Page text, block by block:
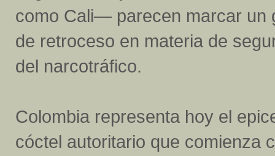
como Cali— parecen marcar un
de retroceso en materia de
del narcotráfico.
Colombia representa hoy el
cóctel autoritario que comienza